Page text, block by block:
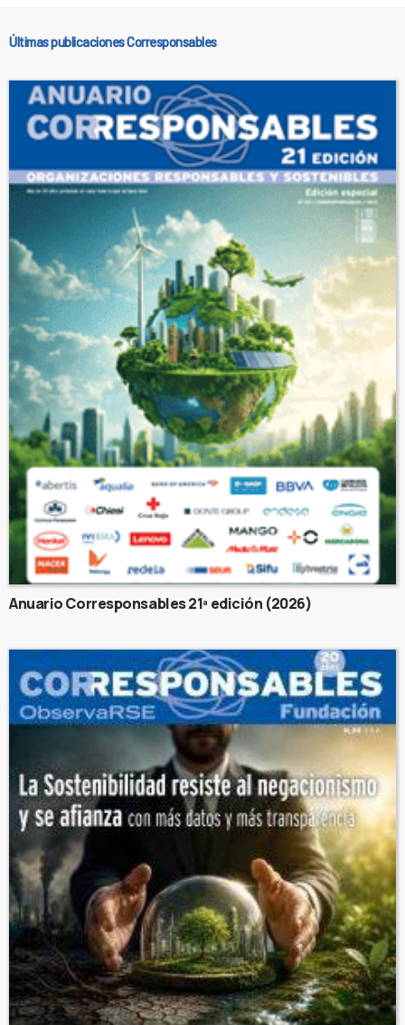
Últimas publicaciones Corresponsables
Anuario Corresponsables 21ª edición (2026)